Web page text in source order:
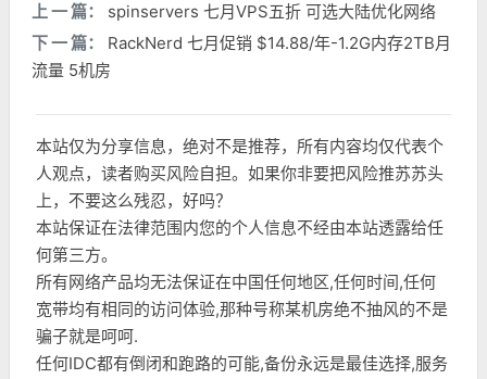
上 一 篇：
spinservers 七月VPS五折 可选大陆优化网络
下 一 篇：
RackNerd 七月促销 $14.88/年-1.2G内存2TB月
流量 5机房
本站仅为分享信息，绝对不是推荐，所有内容均仅代表个
人观点，读者购买风险自担。如果你非要把风险推苏苏头
上，不要这么残忍，好吗？
本站保证在法律范围内您的个人信息不经由本站透露给任
何第三方。
所有网络产品均无法保证在中国任何地区,任何时间,任何
宽带均有相同的访问体验,那种号称某机房绝不抽风的不是
骗子就是呵呵.
任何IDC都有倒闭和跑路的可能,备份永远是最佳选择,服务